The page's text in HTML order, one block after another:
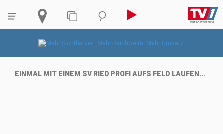
EINMAL MIT EINEM SV RIED PROFI AUFS FELD LAUFEN...